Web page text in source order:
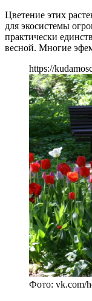
Цветение этих
для экосистемы
практически
весной. Многие
https://
Фото: vk.com/